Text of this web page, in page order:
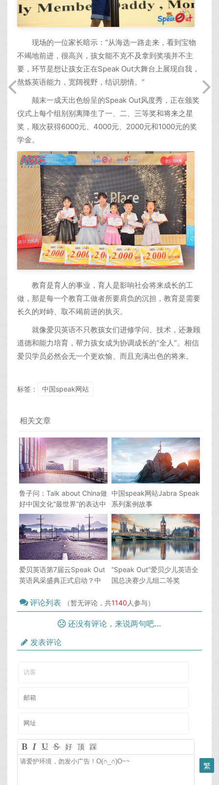
现场的一位家长暗示：“从海选一路走来，看到宝物
不竭地前进，很高兴，孩女能不克不及拿到奖项并不主
要，环节是想让孩女正在Speak Out大舞台上展现自我，
熬炼英语能力，宽阔视野，结识朋情。”
颠末一成天出色纷呈的Speak Out风度秀，正在颁奖
仪式上每个组别别离降生了一、二、三等奖和将来之星
奖，顺次获得6000元、4000元、2000元和1000元的奖
学金。
教育是育人的事业，育人是影响社会将来成长的工
做，那是每一个教育工做者所要肩负的沉担，教育是需要
长久的对峙、取不竭前进的执灭。
就像爱贝英语不只教孩女们进修学问、技术，还兼顾
道德和能力培育，帮力孩女成为协调成长的“全人”。相信
爱贝学员必然会无一个更欢愉、而且充满出色的将来。
标签： 中国speak网站
相关文章
鲁子问：Talk about China做
好中国文化“最世界“的表达中
国speak网站
中国speak网站Jabra Speak
系列案例故事
爱贝英语第7届云Speak Out
英语风采盛典正式启动？中
“Speak Out”爱贝少儿英语全
国总决赛少儿组二等奖
评论列表 （暂无评论，共1140 人参与）
还没有评论，来说两句吧...
发表评论
好 顶 踩
繁